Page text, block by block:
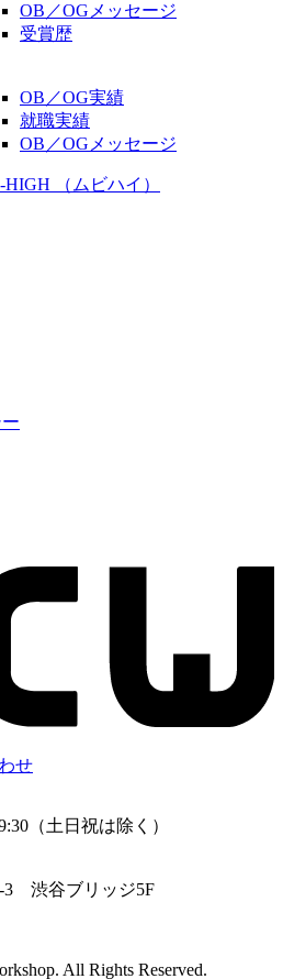
OB／OGメッセージ
受賞歴
OB／OG実績
就職実績
OB／OGメッセージ
（ムビハイ）
せ
（土日祝は除く）
3 渋谷ブリッジ5F
All Rights Reserved.